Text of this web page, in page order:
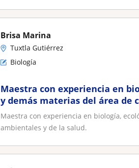
Brisa Marina
Tuxtla Gutiérrez
Biología
Maestra con experiencia en
y demás materias del área de
de la salud
Maestra con experiencia en biología,
ambientales y de la salud.